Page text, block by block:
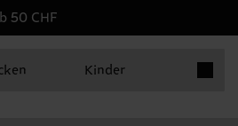
50 CHF
Kinder